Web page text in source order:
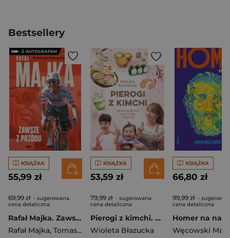
Bestsellery
KSIĄŻKA
55,99 zł
69,99 zł - sugerowana
cena detaliczna
Rafał Majka. Zawsze z przodu. Rozmawia Tomasz Kalemba - książka z autografem
Rafał Majka, Tomasz Kalemba
KSIĄŻKA
53,59 zł
79,99 zł - sugerowana
cena detaliczna
Pierogi z kimchi. Moje ulubione azjatyckie przepisy
Wioleta Błazucka
KSIĄŻKA
66,80 zł
99,99 zł -
cena detaliczna
Węcowski